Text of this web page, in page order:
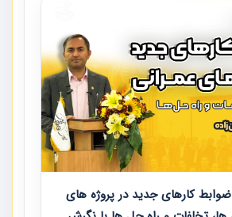
کارهای جدید در پروژه های